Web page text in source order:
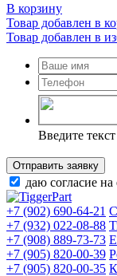
В корзину
Товар добавлен в
Товар добавлен в
Введите
Отправить заявку
даю согласие на
+7 (902) 690-64-21
+7 (932) 022-08-88
+7 (908) 889-73-73
+7 (905) 820-00-39
+7 (905) 820-00-35